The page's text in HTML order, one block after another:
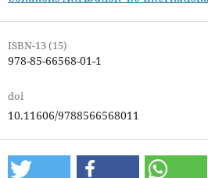
ISBN-13 (15)
978-85-66568-01-1
doi
10.11606/9788566568011